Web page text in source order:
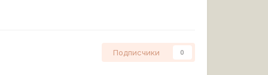
Подписчики 0